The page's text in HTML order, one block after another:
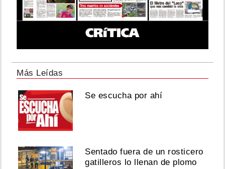
Más Leídas
Se escucha por ahí
Sentado fuera de un rosticero
gatilleros lo llenan de plomo